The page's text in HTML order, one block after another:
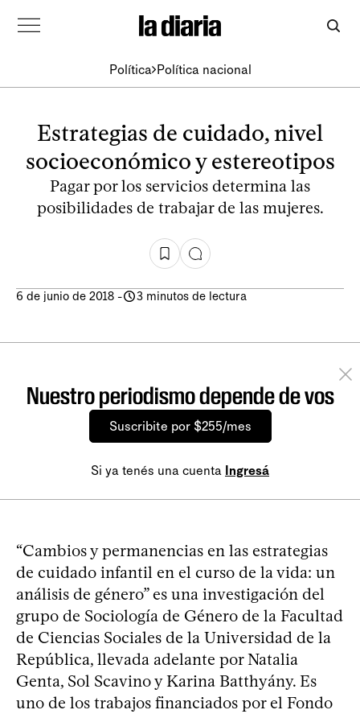
Política Política nacional
Estrategias de cuidado, nivel
socioeconómico y estereotipos
Pagar por los servicios determina las
posibilidades de trabajar de las mujeres.
6 de junio de 2018 - 3 minutos de lectura
Nuestro periodismo depende de vos
Suscribite por $255/mes
Si ya tenés una cuenta Ingresá
“Cambios y permanencias en las estrategias
de cuidado infantil en el curso de la vida: un
análisis de género” es una investigación del
grupo de Sociología de Género de la Facultad
de Ciencias Sociales de la Universidad de la
República, llevada adelante por Natalia
Genta, Sol Scavino y Karina Batthyány. Es
uno de los trabajos financiados por el Fondo